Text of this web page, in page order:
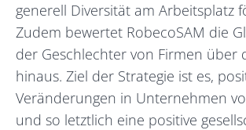
generell Diversität am Arbeitsplatz
Zudem bewertet RobecoSAM die
der Geschlechter von Firmen über
hinaus. Ziel der Strategie ist es,
Veränderungen in Unternehmen
und so letztlich eine positive